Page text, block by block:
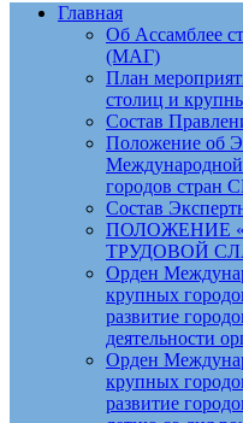
Главная
Об Ассамблее
(МАГ)
План
столиц и
Состав
Положение об
городов
Состав
ПОЛОЖЕНИЕ
ТРУДОВОЙ
Орден
крупных
развитие
деятельности
Орден
крупных
развитие